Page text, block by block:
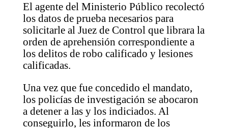
El agente del Ministerio Público recolectó
los datos de prueba necesarios para
solicitarle al Juez de Control que librara la
orden de aprehensión correspondiente a
los delitos de robo calificado y lesiones
calificadas.
Una vez que fue concedido el mandato,
los policías de investigación se abocaron
a detener a las y los indiciados. Al
conseguirlo, les informaron de los